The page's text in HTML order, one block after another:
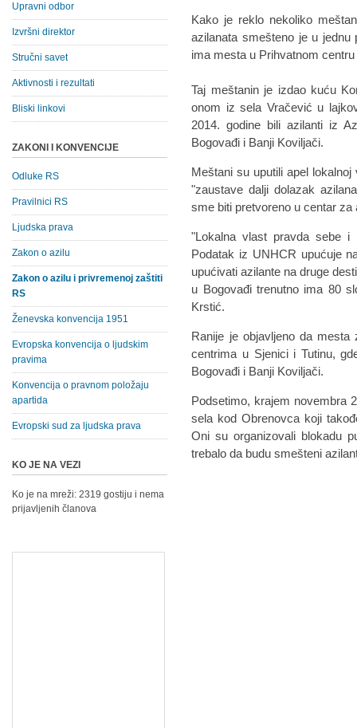
Kako je reklo nekoliko
azilanata smešteno je u jednu
ima mesta u Prihvatnom
Taj meštanin je izdao kuću
onom iz sela Vračević u
2014. godine bili azilanti iz
Bogovađi i Banji Koviljači.
Meštani su uputili apel
"zaustave dalji dolazak
sme biti pretvoreno u centar za
"Lokalna vlast pravda sebe
Podatak iz UNHCR upućuje
upućivati azilante na druge
u Bogovađi trenutno ima 80
Krstić.
Ranije je objavljeno da
centrima u Sjenici i Tutinu,
Bogovađi i Banji Koviljači.
Podsetimo, krajem novembra
sela kod Obrenovca koji
Oni su organizovali blokadu
trebalo da budu smešteni
Upravni odbor
Izvršni direktor
Stručni savet
Aktivnosti i rezultati
Bliski linkovi
ZAKONI I KONVENCIJE
Odluke RS
Pravilnici RS
Ljudska prava
Zakon o azilu
Zakon o azilu i privremenoj zaštiti
RS
Ženevska konvencija 1951
Evropska konvencija o ljudskim
pravima
Konvencija o pravnom položaju
apartida
Evropski sud za ljudska prava
KO JE NA VEZI
Ko je na mreži: 2319 gostiju i nema
prijavljenih članova